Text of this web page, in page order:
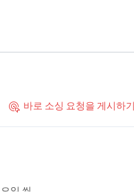
 바로 소싱 요청을 게시하기